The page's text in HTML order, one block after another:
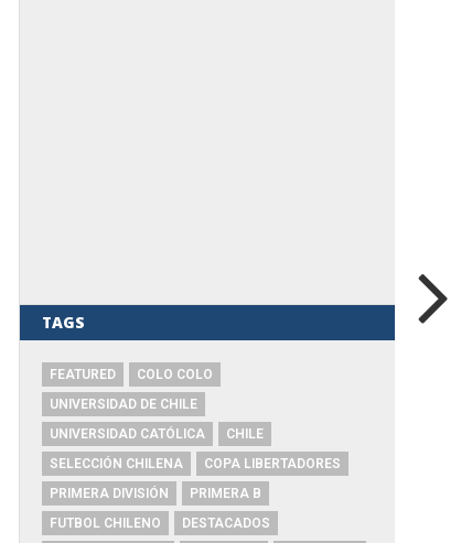
TAGS
FEATURED
COLO COLO
UNIVERSIDAD DE CHILE
UNIVERSIDAD CATÓLICA
CHILE
SELECCIÓN CHILENA
COPA LIBERTADORES
PRIMERA DIVISIÓN
PRIMERA B
FUTBOL CHILENO
DESTACADOS